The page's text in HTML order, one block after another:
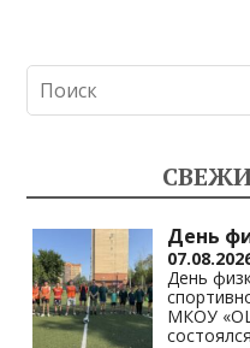
День
День
МКОУ